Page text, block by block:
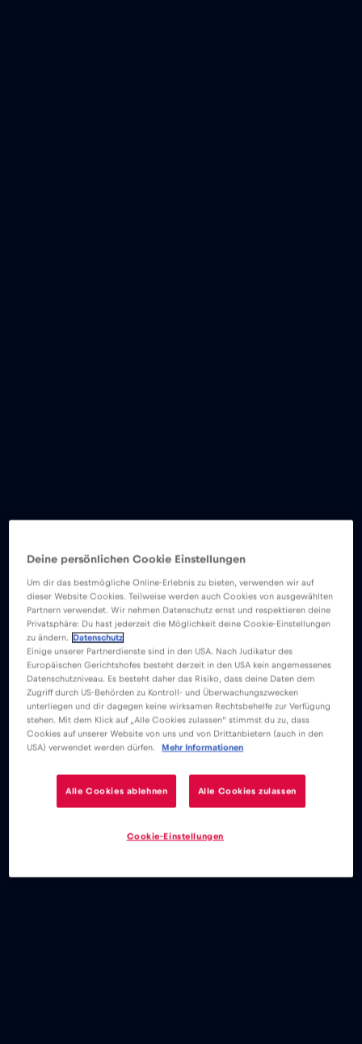
Deine persönlichen Cookie Einstellungen
Um dir das bestmögliche Online-Erlebnis zu bieten, verwenden wir auf
dieser Website Cookies. Teilweise werden auch Cookies von ausgewählten
Partnern verwendet. Wir nehmen Datenschutz ernst und respektieren deine
Privatsphäre: Du hast jederzeit die Möglichkeit deine Cookie-Einstellungen
zu ändern.
Datenschutz
Einige unserer Partnerdienste sind in den USA. Nach Judikatur des
Europäischen Gerichtshofes besteht derzeit in den USA kein angemessenes
Datenschutzniveau. Es besteht daher das Risiko, dass deine Daten dem
Zugriff durch US-Behörden zu Kontroll- und Überwachungszwecken
unterliegen und dir dagegen keine wirksamen Rechtsbehelfe zur Verfügung
stehen. Mit dem Klick auf „Alle Cookies zulassen“ stimmst du zu, dass
Cookies auf unserer Website von uns und von Drittanbietern (auch in den
USA) verwendet werden dürfen.
Mehr Informationen
Alle Cookies ablehnen Alle Cookies zulassen
Cookie-Einstellungen